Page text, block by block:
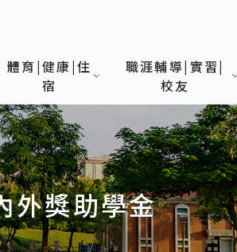
體育|健康|住
宿
職涯輔導|實習|
校友
外獎助學金